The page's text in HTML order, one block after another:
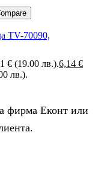
TV-70090,
€ (19.00 лв.).6,14 €
лв.).
фирма Еконт или